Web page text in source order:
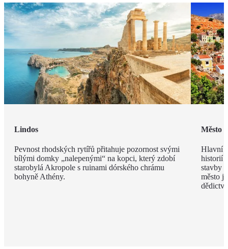
Lindos
Pevnost rhodských rytířů přitahuje pozornost svými
bílými domky „nalepenými“ na kopci, který zdobí
starobylá Akropole s ruinami dórského chrámu
bohyně Athény.
Město
Hlavní
historií
stavby
město